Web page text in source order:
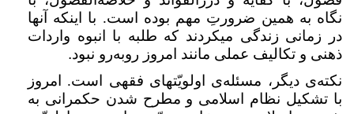
نگاه به همین ضرورتِ مهم بوده است. با اینکه آنها
در زمانی زندگی میکردند که طلبه با انبوه واردات
ذهنی و تکالیف عملی مانند امروز روبه‌رو نبود.
نکته‌ی دیگر، مسئله‌ی اولویّتهای فقهی است. امروز
با تشکیل نظام اسلامی و مطرح شدن حکمرانی به